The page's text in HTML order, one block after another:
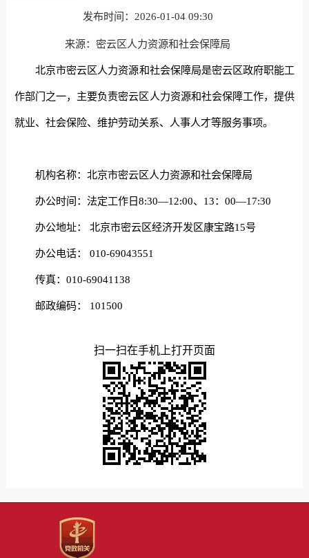
发布时间：2026-01-04 09:30
来源：密云区人力资源和社会保障局
北京市密云区人力资源和社会保障局是密云区政府职能工
作部门之一，主要负责密云区人力资源和社会保障工作，提供
就业、社会保险、维护劳动关系、人事人才等服务事项。
机构名称：北京市密云区人力资源和社会保障局
办公时间：法定工作日8:30—12:00、13：00—17:30
办公地址： 北京市密云区经济开发区康宝路15号
办公电话： 010-69043551
传真：010-69041138
邮政编码： 101500
扫一扫在手机上打开页面